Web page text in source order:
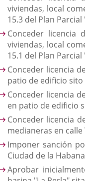
viviendas, local
15.3 del Plan
Conceder licencia
viviendas, local
15.1 del Plan
Conceder licencia
patio de edificio sito
Conceder licencia
en patio de edificio
Conceder licencia
medianeras en calle
Imponer sanción
Ciudad de la
Aprobar